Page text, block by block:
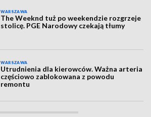
WARSZAWA
The Weeknd tuż po weekendzie rozgrzeje
stolicę. PGE Narodowy czekają tłumy
WARSZAWA
Utrudnienia dla kierowców. Ważna arteria
częściowo zablokowana z powodu
remontu